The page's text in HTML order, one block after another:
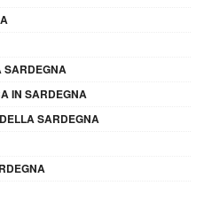
SARDEGNA
IN SARDEGNA
SARDEGNA